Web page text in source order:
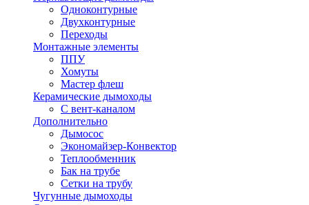
Одноконтурные
Двухконтурные
Переходы
Монтажные элементы
ППУ
Хомуты
Мастер флеш
Керамические дымоходы
С вент-каналом
Дополнительно
Дымосос
Экономайзер-Конвектор
Теплообменник
Бак на трубе
Сетки на трубу
Чугунные дымоходы